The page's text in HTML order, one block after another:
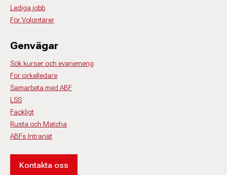
Lediga jobb
För Volontärer
Genvägar
Sök kurser och evanemeng
För cirkelledare
Samarbeta med ABF
LSS
Fackligt
Rusta och Matcha
ABFs Intranät
Kontakta oss